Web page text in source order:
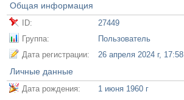
Общая информация
ID:
27449
Группа:
Пользователь
Дата регистрации:
26 апреля 2024 г, 17:58
Личные данные
Дата рождения: 1 июня 1960 г